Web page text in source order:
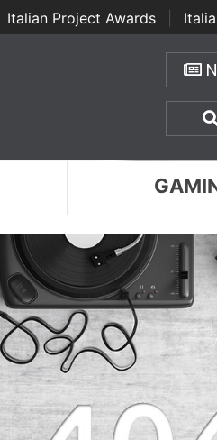
Italian Project Awards